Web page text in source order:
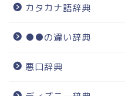
カタカナ語辞典
●●の違い辞典
悪口辞典